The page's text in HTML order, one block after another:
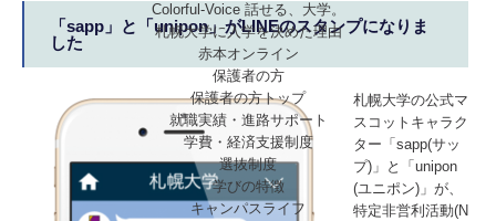
Colorful-Voice 話せる、大学。
札幌大学に入学を決めた理由
赤本オンライン
保護者の方
保護者の方トップ
就職実績・進路サポート
学費・経済支援制度
選抜制度
学びの特徴
キャンパスライフ
「sapp」と「unipon」がLINEのスタンプになりま
した
札幌大学の公式マ
スコットキャラク
ター「sapp(サッ
プ)」と「unipon
(ユニポン)」が、
特定非営利活動(N